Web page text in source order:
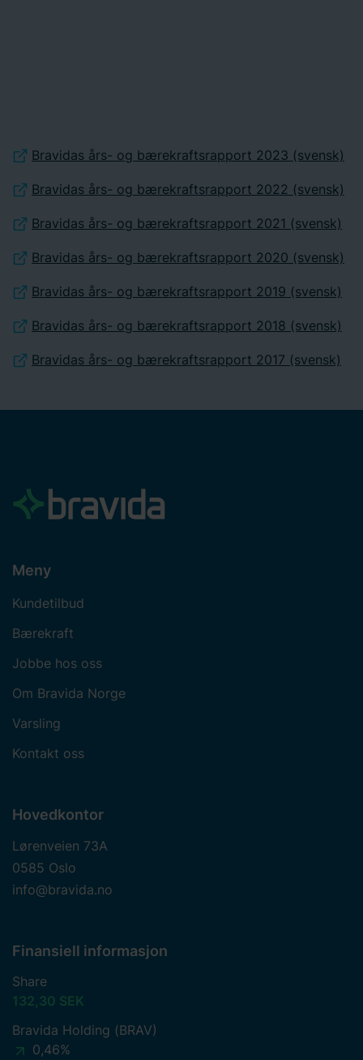
Bravidas års- og bærekraftsrapport 2023 (svensk)
Bravidas års- og bærekraftsrapport 2022 (svensk)
Bravidas års- og bærekraftsrapport 2021 (svensk)
Bravidas års- og bærekraftsrapport 2020 (svensk)
Bravidas års- og bærekraftsrapport 2019 (svensk)
Bravidas års- og bærekraftsrapport 2018 (svensk)
Bravidas års- og bærekraftsrapport 2017 (svensk)
Meny
Kundetilbud
Bærekraft
Jobbe hos oss
Om Bravida Norge
Varsling
Kontakt oss
Hovedkontor
Lørenveien 73A
0585 Oslo
info@bravida.no
Finansiell informasjon
Share
132,30 SEK
Bravida Holding (BRAV)
0,46%